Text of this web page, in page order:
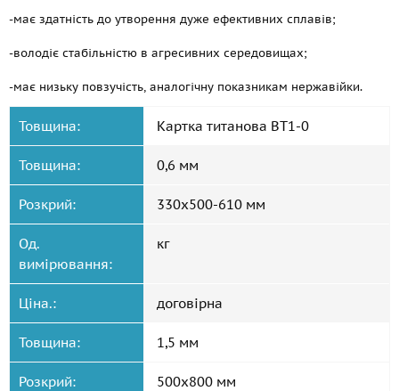
-має здатність до утворення дуже ефективних сплавів;
-володіє стабільністю в агресивних середовищах;
-має низьку повзучість, аналогічну показникам нержавійки.
Товщина: Картка титанова ВТ1-0
Товщина: 0,6 мм
Розкрий: 330x500-610 мм
Од.
вимірювання:
кг
Ціна.: договірна
Товщина: 1,5 мм
Розкрий: 500x800 мм